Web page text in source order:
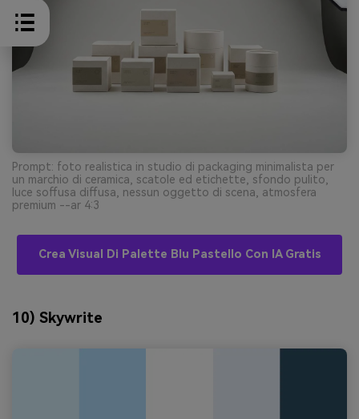
Prompt: foto realistica in studio di packaging minimalista per
un marchio di ceramica, scatole ed etichette, sfondo pulito,
luce soffusa diffusa, nessun oggetto di scena, atmosfera
premium --ar 4:3
Crea Visual Di Palette Blu Pastello Con IA Gratis
10) Skywrite